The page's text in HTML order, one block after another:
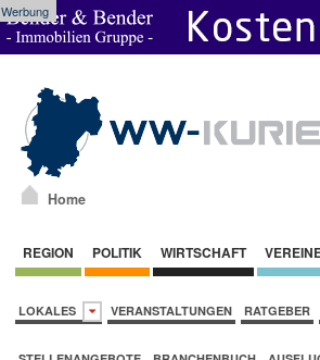
Werbung
Home
REGION POLITIK WIRTSCHAFT
LOKALES VERANSTALTUNGEN RATGEBER